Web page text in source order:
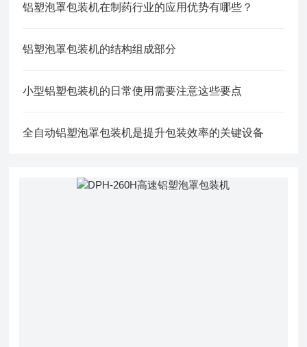
铝塑泡罩包装机在制药行业的应用优势有哪些？
铝塑泡罩包装机的结构组成部分
小型铝塑包装机的日常使用需要注意这些要点
全自动铝塑泡罩包装机是提升包装效率的关键设备